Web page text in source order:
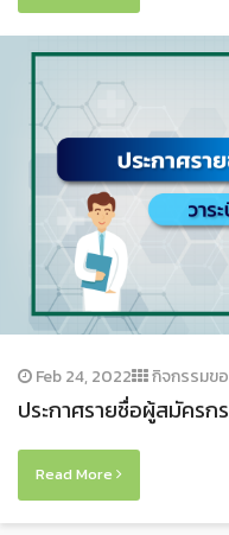
Feb 24, 2022 กิจกรรมข
ประกาศรายชื่อผู้สมัครก
Read More